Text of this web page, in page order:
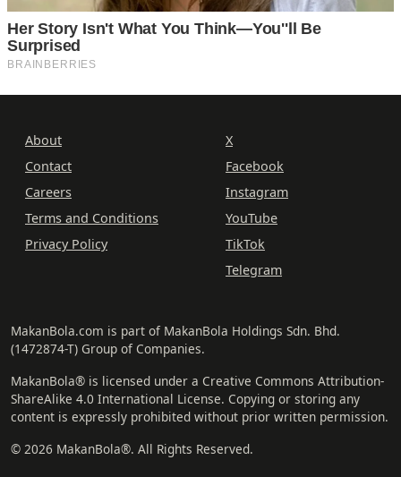
About
Contact
Careers
Terms and Conditions
Privacy Policy
X
Facebook
Instagram
YouTube
TikTok
Telegram
MakanBola.com is part of MakanBola Holdings Sdn. Bhd.
(1472874-T) Group of Companies.
MakanBola® is licensed under a Creative Commons Attribution-
ShareAlike 4.0 International License. Copying or storing any
content is expressly prohibited without prior written permission.
© 2026 MakanBola®. All Rights Reserved.